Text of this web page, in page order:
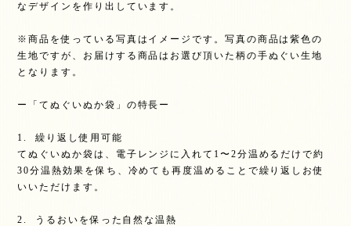
なデザインを作り出しています。
※商品を使っている写真はイメージです。写真の商品は紫色の
生地ですが、お届けする商品はお選び頂いた柄の手ぬぐい生地
となります。
ー「てぬぐいぬか袋」の特長ー
1. 繰り返し使用可能
てぬぐいぬか袋は、電子レンジに入れて1〜2分温めるだけで約
30分温熱効果を保ち、冷めても再度温めることで繰り返しお使
いいただけます。
2. うるおいを保った自然な温熱